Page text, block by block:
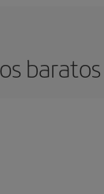
baratos